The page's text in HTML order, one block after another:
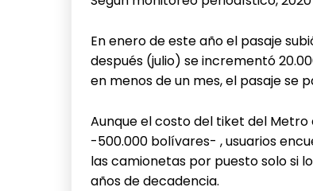
En enero de este año el pasaje
después (julio) se incrementó
en menos de un mes, el pasaje se
Aunque el costo del tiket del
-500.000 bolívares- , usuarios
las camionetas por puesto solo si
años de decadencia.